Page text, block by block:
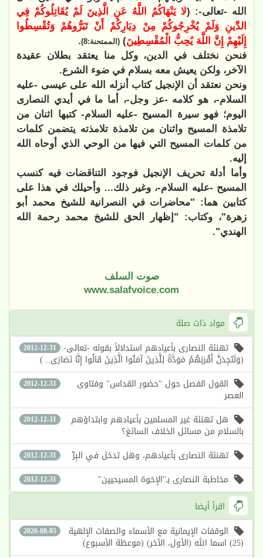
الله -تعالى-: (لا يَنْهَاكُمُ اللَّهُ عَنِ الَّذِينَ لَمْ يُقَاتِلُوكُمْ فِي
الدِّينِ وَلَمْ يُخْرِجُوكُمْ مِنْ دِيَارِكُمْ أَنْ تَبَرُّوهُمْ وَتُقْسِطُوا
إِلَيْهِمْ إِنَّ اللَّهَ يُحِبُّ الْمُقْسِطِينَ) (الممتحنة:8)
.
فنحن نختلف في الدين، وكل منا يعتقد بطلان عقيدة
الآخر، ولكن يعيش معه بسلام في ضوء الشرع.
ونحن نعتقد أن الإنجيل كتاب أنزله الله على عيسى -عليه
السلام-، هو كلامه -عز وجل-، أما ما في أيدي النصارى
اليوم؛ فهو سيرة المسيح -عليه السلام- كتبها اثنان من
تلامذة المسيح واثنان من تلامذة تلامذته يتضمن كلمات
من كلمات المسيح التي فيها من الوحي الذي أوحاه الله
إليه.
وأما أدلة تحريف الإنجيل فوجود التناقضات فيه كنسب
المسيح -عليه السلام-، وغير ذلك... وأحيلك في هذا على
كتابين هما: "محاضرات في النصرانية للشيخ محمد أبو
زهرة"، وكتاب: "إظهار الحق للشيخ محمد رحمة الله
الهندي".
صوت السلف
www.salafvoice.com
مواد ذات صلة
2012-12-31 تهنئة النصارى بأعيادهم استدلالاً بقوله -تعالى-:
(وَلَتَجِدَنَّ أَقْرَبَهُمْ مَوَدَّةً لِلَّذِينَ آمَنُوا الَّذِينَ قَالُوا إِنَّا نَصَارَى.. )
2012-12-31 القول الفصل حول "حضور القداس" وفتاوى
العصر
2012-12-31 هل تهنئة غير المسلمين بأعيادهم وابتداؤهم
بالسلام من مسائل الخلاف السائغ؟
2012-12-31 تهنئة النصارى بأعيادهم، وهل تدخل في البِرِّ
2012-12-31
مخاطبة النصارى بـ"الإخوة المسيحيين"
اقرأ أيضا
2026-08-05 الوقفات الإيمانية مع الأسماء والصفات الإلهية
(25) اسما الله (الأول، الآخر) (موعظة الأسبوع)